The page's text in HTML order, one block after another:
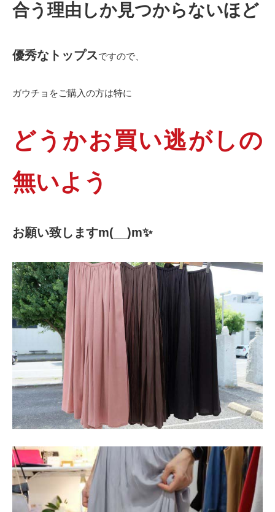
合う理由しか見つからないほど
優秀なトップスですので、
ガウチョをご購入の方は特に
どうかお買い逃がしの
無いよう
お願い致しますm(__)m✨